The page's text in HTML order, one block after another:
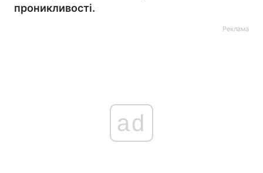
проникливості.
Реклама
ad